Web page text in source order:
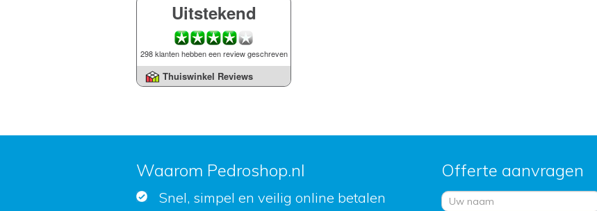
Uitstekend
298 klanten hebben een review geschreven
Thuiswinkel Reviews
Waarom Pedroshop.nl
Snel, simpel en veilig online betalen
Offerte aanvragen